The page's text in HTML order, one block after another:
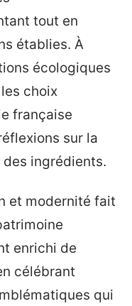
tout en
établies. À
écologiques
choix
française
sur la
ingrédients.
et modernité fait
enrichi de
célébrant
qui